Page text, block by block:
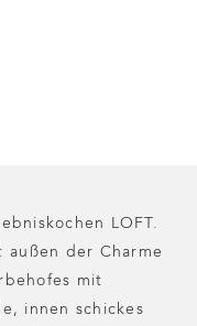
LOFT.
außen der Charme
mit
innen schickes